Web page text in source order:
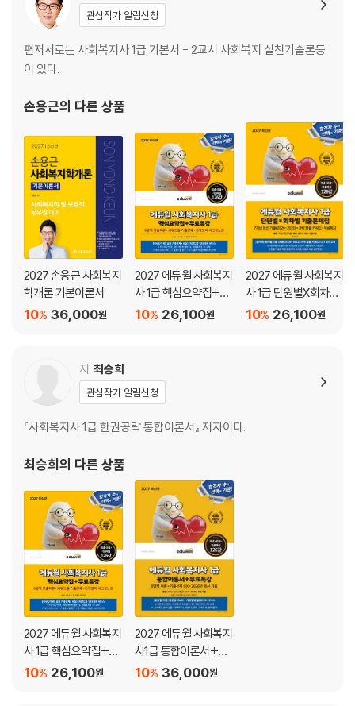
관심작가 알림신청
편저서로는 사회복지사 1급 기본서 - 2교시 사회복지 실천기술론등
이 있다.
손용근의 다른 상품
2027 손용근 사회복지
학개론 기본이론서
36,000원
10%
2027 에듀윌 사회복지
사 1급 핵심요약집+무
료특강26,100원
10%
2027 에듀윌 사회복지
사 1급 단원별X회차별
기출문제집+무료특강
26,100원
10%
저 최승희
관심작가 알림신청
『사회복지사 1급 한권공략 통합이론서』 저자이다.
최승희의 다른 상품
2027 에듀윌 사회복지
사 1급 핵심요약집+무
료특강26,100원
10%
2027 에듀윌 사회복지
사1급 통합이론서+무
료특강36,000원
10%